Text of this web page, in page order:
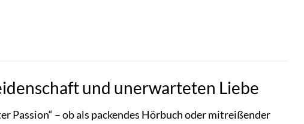
und unerwarteten Liebe
Passion“ – ob als packendes Hörbuch oder mitreißender